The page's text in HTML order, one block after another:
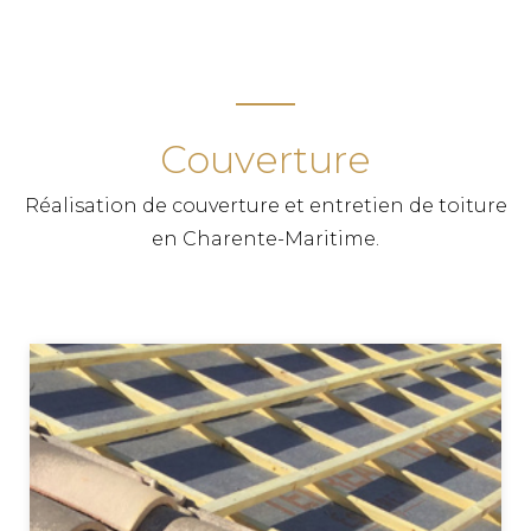
PLAQUISTE MORNAC
TPG RENOVATION intervient sur l'ensemble du
pour la rénovation de votre domicile.
PLAQUISTE CORME ECLUSE
TPG RENOVATION intervient sur l'ensemble du
département de la Charente-Maritime (17) pour
tous vos travaux de pose de plaques de plâtre,
Couverture
Réalisation de couverture et entretien de toiture
en Charente-Maritime.